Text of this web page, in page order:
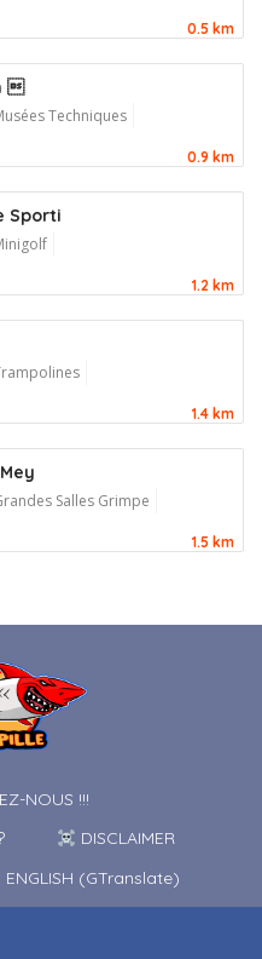
0.5 km

Techniques
0.9 km
Sporti
1.2 km
1.4 km
Salles Grimpe
1.5 km
NOUS !!!
DISCLAIMER
ENGLISH (GTranslate)